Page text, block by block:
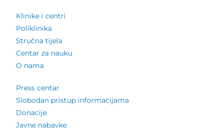
Klinike i centri
Poliklinika
Stručna tijela
Centar za nauku
O nama
Press centar
Slobodan pristup informacijama
Donacije
Javne nabavke